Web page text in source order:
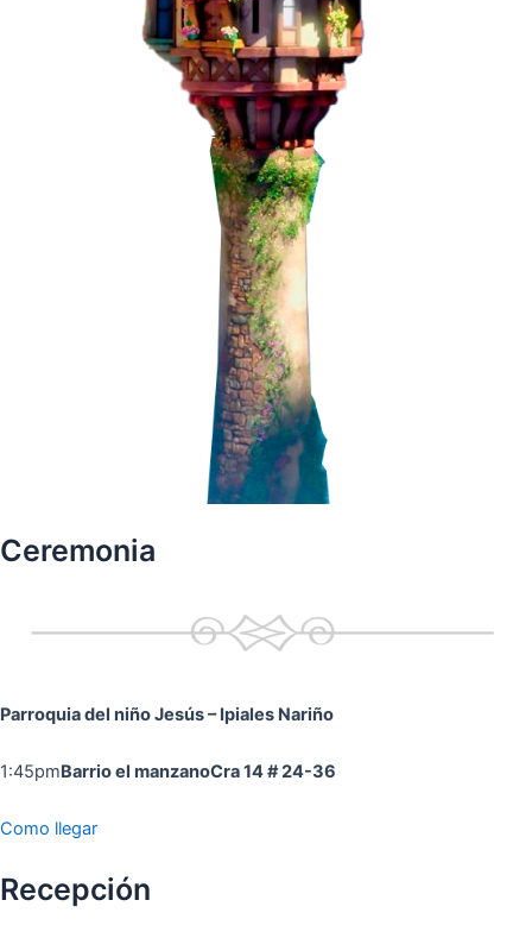
Ceremonia
Parroquia del niño Jesús– Ipiales Nariño
1:45pmBarrio el manzanoCra 14 # 24-36
Como llegar
Recepción